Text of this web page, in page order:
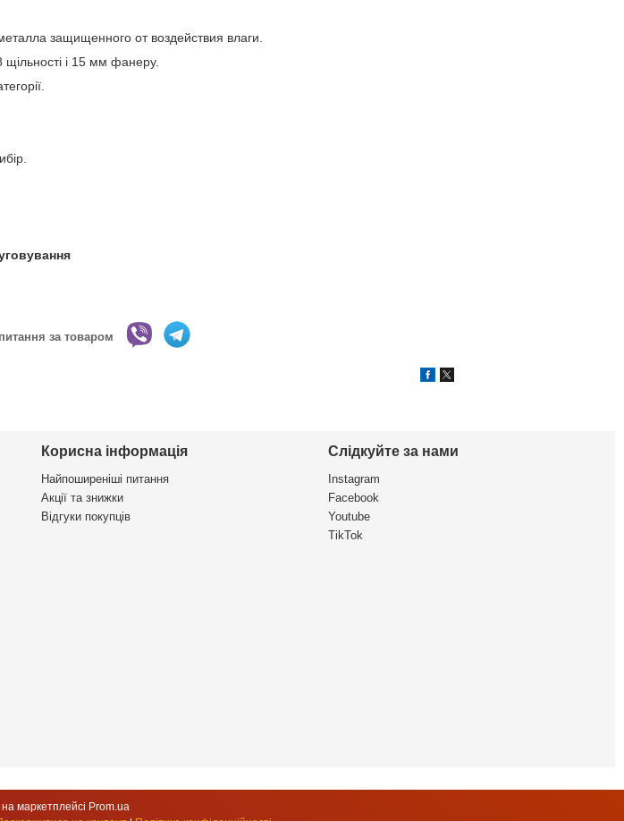
защищенного от воздействия влаги.
і 15 мм фанеру.
за товаром
Корисна інформація
Найпоширеніші питання
Акції та знижки
Відгуки покупців
Слідкуйте за нами
Instagram
Facebook
Youtube
TikTok
маркетплейсі Prom.ua